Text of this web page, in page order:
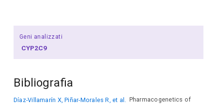
Geni analizzati
CYP2C9
Bibliografia
Díaz-Villamarín X, Piñar-Morales R, et al.
Pharmacogenetics of